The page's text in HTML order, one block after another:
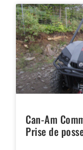
Can-Am
Prise de